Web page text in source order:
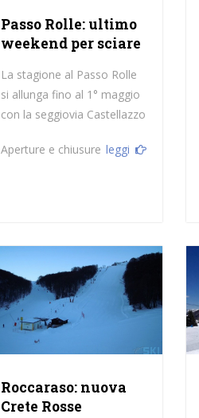
Passo Rolle: ultimo
weekend per sciare
La stagione al Passo Rolle
si allunga fino al 1° maggio
con la seggiovia Castellazzo
Aperture e chiusure leggi
Roccaraso: nuova
Crete Rosse